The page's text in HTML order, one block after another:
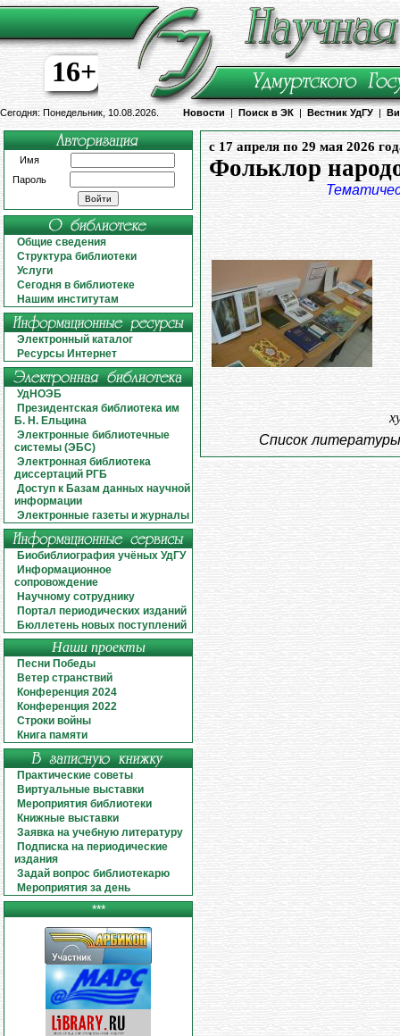
16+
Сегодня: Понедельник, 10.08.2026. Новости | Поиск в ЭК | Вестник УдГУ |
Имя
Пароль
Общие сведения
Структура библиотеки
Услуги
Сегодня в библиотеке
Нашим институтам
Электронный каталог
Ресурсы Интернет
УдНОЭБ
Президентская библиотека им
Б. Н. Ельцина
Электронные библиотечные
системы (ЭБС)
Электронная библиотека
диссертаций РГБ
Доступ к Базам данных научной
информации
Электронные газеты и журналы
Биобиблиография учёных УдГУ
Информационное
сопровождение
Научному сотруднику
Портал периодических изданий
Бюллетень новых поступлений
Наши проекты
Песни Победы
Ветер странствий
Конференция 2024
Конференция 2022
Строки войны
Книга памяти
Практические советы
Виртуальные выставки
Мероприятия библиотеки
Книжные выставки
Заявка на учебную литературу
Подписка на периодические
издания
Задай вопрос библиотекарю
Мероприятия за день
***
с 17 апреля по 29 мая 2026
Фольклор
Список литературы